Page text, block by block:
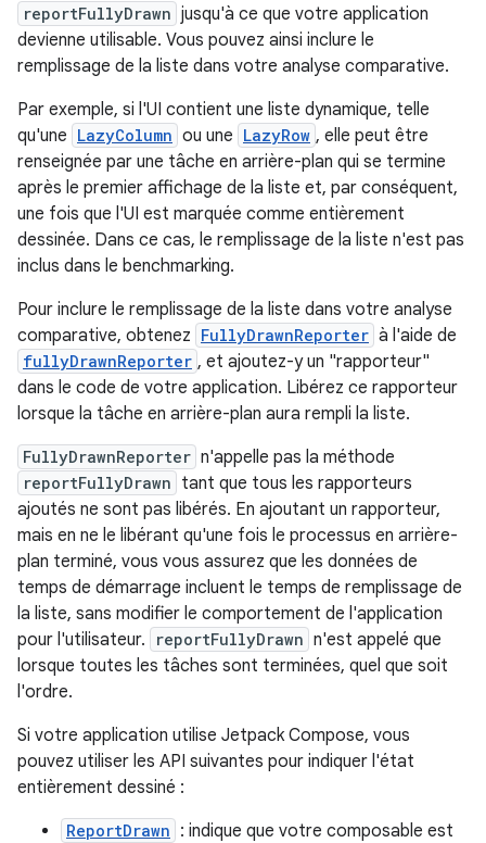
reportFullyDrawn jusqu'à ce que votre application
devienne utilisable. Vous pouvez ainsi inclure le
remplissage de la liste dans votre analyse comparative.
Par exemple, si l'UI contient une liste dynamique, telle
qu'une LazyColumn ou une LazyRow , elle peut être
renseignée par une tâche en arrière-plan qui se termine
après le premier affichage de la liste et, par conséquent,
une fois que l'UI est marquée comme entièrement
dessinée. Dans ce cas, le remplissage de la liste n'est pas
inclus dans le benchmarking.
Pour inclure le remplissage de la liste dans votre analyse
comparative, obtenez FullyDrawnReporter à l'aide de
fullyDrawnReporter , et ajoutez-y un "rapporteur"
dans le code de votre application. Libérez ce rapporteur
lorsque la tâche en arrière-plan aura rempli la liste.
FullyDrawnReporter n'appelle pas la méthode
reportFullyDrawn tant que tous les rapporteurs
ajoutés ne sont pas libérés. En ajoutant un rapporteur,
mais en ne le libérant qu'une fois le processus en arrière-
plan terminé, vous vous assurez que les données de
temps de démarrage incluent le temps de remplissage de
la liste, sans modifier le comportement de l'application
pour l'utilisateur.
reportFullyDrawn n'est appelé que
lorsque toutes les tâches sont terminées, quel que soit
l'ordre.
Si votre application utilise Jetpack Compose, vous
pouvez utiliser les API suivantes pour indiquer l'état
entièrement dessiné :
ReportDrawn : indique que votre composable est